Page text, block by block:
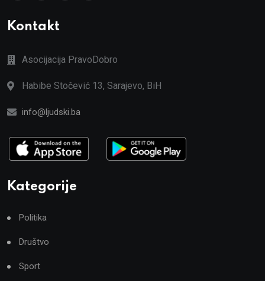
Kontakt
Asocijacija PravoDobro
Habibe Stočević 13, Sarajevo, BiH
info@ljudski.ba
Kategorije
Politika
Društvo
Sport